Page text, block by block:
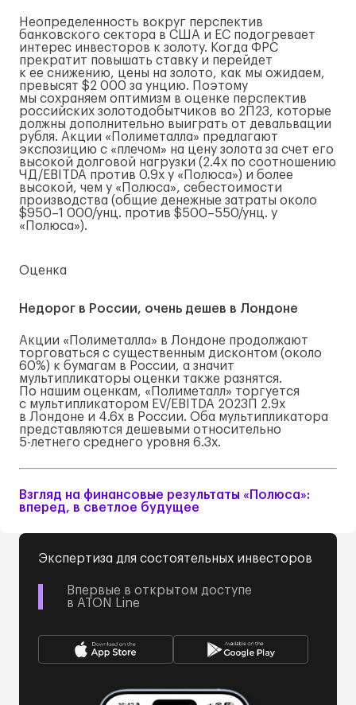
Неопределенность вокруг перспектив
банковского сектора в США и ЕС подогревает
интерес инвесторов к золоту. Когда ФРС
прекратит повышать ставку и перейдет
к ее снижению, цены на золото, как мы ожидаем,
превысят $2 000 за унцию. Поэтому
мы сохраняем оптимизм в оценке перспектив
российских золотодобытчиков во 2П23, которые
должны дополнительно выиграть от девальвации
рубля. Акции «Полиметалла» предлагают
экспозицию с «плечом» на цену золота за счет его
высокой долговой нагрузки (2.4x по соотношению
ЧД/EBITDA против 0.9x у «Полюса») и более
высокой, чем у «Полюса», себестоимости
производства (общие денежные затраты около
$950–1 000/унц. против $500–550/унц. у
«Полюса»).
Оценка
Недорог в России, очень дешев в Лондоне
Акции «Полиметалла» в Лондоне продолжают
торговаться с существенным дисконтом (около
60%) к бумагам в России, а значит
мультипликаторы оценки также разнятся.
По нашим оценкам, «Полиметалл» торгуется
с мультипликатором EV/EBITDA 2023П 2.9x
в Лондоне и 4.6x в России. Оба мультипликатора
представляются дешевыми относительно
5-летнего среднего уровня 6.3x.
Взгляд на финансовые результаты «Полюса»:
вперед, в светлое будущее
Экспертиза для состоятельных инвесторов
Впервые в открытом доступе
в ATON Line